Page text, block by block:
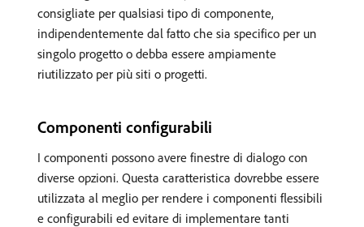
consigliate per qualsiasi tipo di componente,
indipendentemente dal fatto che sia specifico per un
singolo progetto o debba essere ampiamente
riutilizzato per più siti o progetti.
Componenti configurabili
I componenti possono avere finestre di dialogo con
diverse opzioni. Questa caratteristica dovrebbe essere
utilizzata al meglio per rendere i componenti flessibili
e configurabili ed evitare di implementare tanti